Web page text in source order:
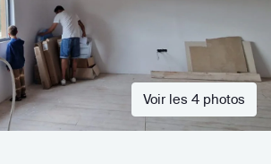
Voir les 4 photos